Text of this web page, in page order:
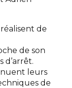
de
de son
d’arrêt.
leurs
de